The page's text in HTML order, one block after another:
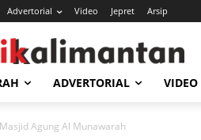
Advertorial Video Jepret Arsip
ADVERTORIAL VIDEO
Agung Al Munawarah